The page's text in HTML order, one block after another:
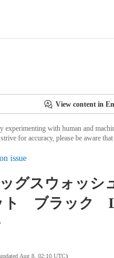
View content in
experimenting with human and
for accuracy, please be aware
issue
グスウォッ
ト ブラック
Aug 8, 02:10 UTC)